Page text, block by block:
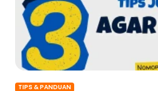
TIPS & PANDUAN